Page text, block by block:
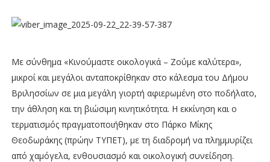
Με σύνθημα «Κινούμαστε οικολογικά – Ζούμε καλύτερα»,
μικροί και μεγάλοι ανταποκρίθηκαν στο κάλεσμα του Δήμου
Βριλησσίων σε μια μεγάλη γιορτή αφιερωμένη στο ποδήλατο,
την άθληση και τη βιώσιμη κινητικότητα. Η εκκίνηση και ο
τερματισμός πραγματοποιήθηκαν στο Πάρκο Μίκης
Θεοδωράκης (πρώην ΤΥΠΕΤ), με τη διαδρομή να πλημμυρίζει
από χαμόγελα, ενθουσιασμό και οικολογική συνείδηση.